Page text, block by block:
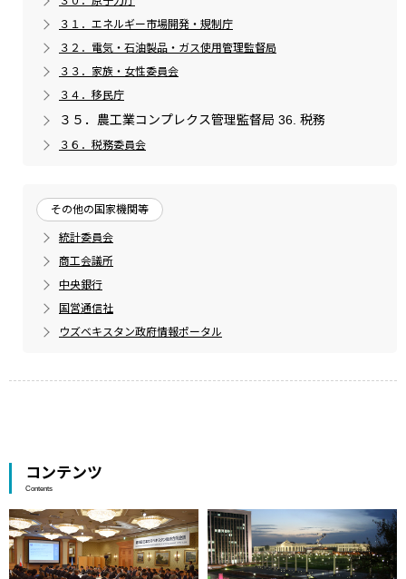
３１．エネルギー市場開発・規制庁
３２．電気・石油製品・ガス使用管理監督局
３３．家族・女性委員会
３４．移民庁
３５．農工業コンプレクス管理監督局 36. 税務
３６．税務委員会
その他の国家機関等
統計委員会
商工会議所
中央銀行
国営通信社
ウズベキスタン政府情報ポータル
コンテンツ
Contents